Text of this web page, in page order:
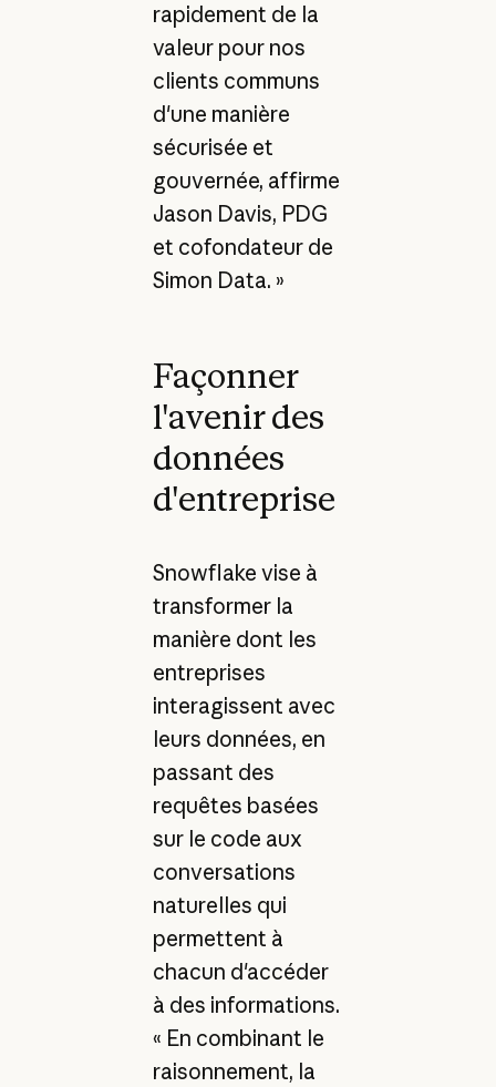
rapidement de la
valeur pour nos
clients communs
d'une manière
sécurisée et
gouvernée, affirme
Jason Davis, PDG
et cofondateur de
Simon Data. »
Façonner
l'avenir des
données
d'entreprise
Snowflake vise à
transformer la
manière dont les
entreprises
interagissent avec
leurs données, en
passant des
requêtes basées
sur le code aux
conversations
naturelles qui
permettent à
chacun d'accéder
à des informations.
« En combinant le
raisonnement, la